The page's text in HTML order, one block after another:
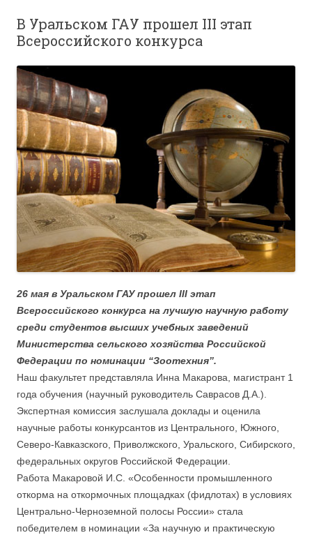
В Уральском ГАУ прошел III этап
Всероссийского конкурса
26 мая в Уральском ГАУ прошел III этап
Всероссийского конкурса на лучшую научную работу
среди студентов высших учебных заведений
Министерства сельского хозяйства Российской
Федерации по номинации “Зоотехния”.
Наш факультет представляла Инна Макарова, магистрант 1
года обучения (научный руководитель Саврасов Д.А.).
Экспертная комиссия заслушала доклады и оценила
научные работы конкурсантов из Центрального, Южного,
Северо-Кавказского, Приволжского, Уральского, Сибирского,
федеральных округов Российской Федерации.
Работа Макаровой И.С. «Особенности промышленного
откорма на откормочных площадках (фидлотах) в условиях
Центрально-Черноземной полосы России» стала
победителем в номинации «За научную и практическую